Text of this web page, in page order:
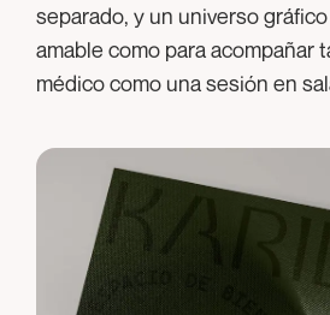
separado, y un universo
amable como para acompañar
médico como una sesión en